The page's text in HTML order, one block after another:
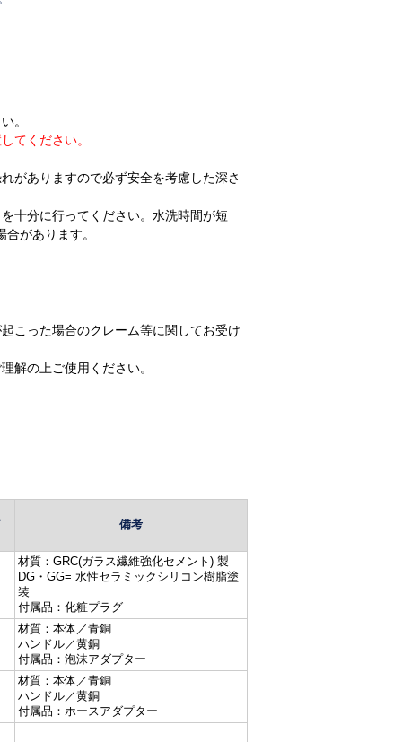
。
てください。
がありますので必ず安全を考慮した深さ
十分に行ってください。水洗時間が短
があります。
こった場合のクレーム等に関してお受け
解の上ご使用ください。
備考
材質：GRC(ガラス繊維強化セメント) 製
DG・GG= 水性セラミックシリコン樹脂塗
装
付属品：化粧プラグ
材質：本体／青銅
ハンドル／黄銅
付属品：泡沫アダプター
材質：本体／青銅
ハンドル／黄銅
付属品：ホースアダプター